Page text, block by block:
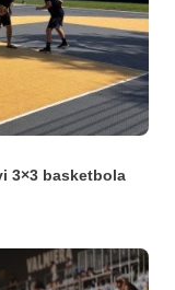
3×3 basketbola